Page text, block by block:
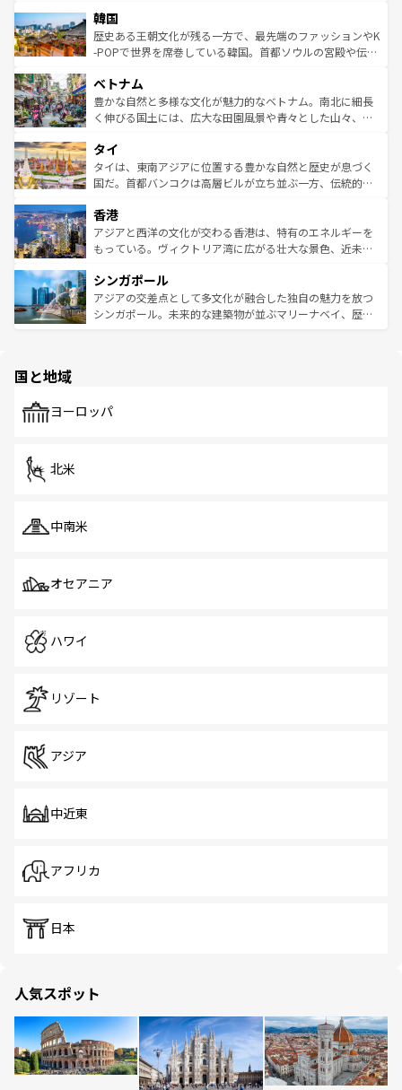
ワイを、存分に味わってほしい。 なお、新着のハワイ情報
はコンテンツ一覧を参照してほしい。
いる。アクティビティも充実しており、サーフィンやダイ
ビング、ハイキングなど、アウトドア好きにはたまらな
い。オーストラリアの多彩な魅力を存分に味わいつくそ
参照してほしい。
ン）、静ひつな山岳地帯である台湾東部など、都市の喧騒
と山間の静けさが共存しており、訪れる人に新しい発見と
驚きをもたらしてくれる。また、奥深い台湾の食文化も魅
容にもいいと評判のスイーツなど、バラエティ豊かな料理
が味わえる。 なお、新着の台湾情報は コンテンツ一覧を参
照してほしい。
韓国
歴史ある王朝文化が残る一方で、最先端のファッションやK
-POPで世界を席巻している韓国。首都ソウルの宮殿や伝統
き、地方に足を延ばせば四季折々の自然美を楽しむことが
できる。そして、キムチや焼肉、絶品のストリートフード
まで、さまざまな韓国料理が待っている。夜には、韓国な
リティに包まれながら、韓国の多彩な魅力を心ゆくまで味
わってみてほしい。 なお、新着の韓国情報はコンテンツ一
覧を参照してほしい。
ベトナム
豊かな自然と多様な文化が魅力的なベトナム。南北に細長
く伸びる国土には、広大な田園風景や青々とした山々、世
急速な発展と共に伝統が息づく。ハノイの古い町並みやホ
ーチミン市のフランス統治時代の建物も、独特の雰囲気を
醸し出している。また、バラエティの豊かさとおいしさで
とつ。フォーやバインミー、ベトナムコーヒーなどは、ぜ
ひ現地で味わいたい。どの地域を訪れてもあたたかい人々
が旅行者を迎えてくれるので、きっと忘れられない旅にな
参照してほしい。
タイ
タイは、東南アジアに位置する豊かな自然と歴史が息づく
国だ。首都バンコクは高層ビルが立ち並ぶ一方、伝統的な
の活気が交差している。北部ではチェンマイなどの山岳地
帯で自然と触れ合い、南部ではプーケットやクラビの美し
いビーチでリゾート気分を楽しむことができる。タイ料理
激する。気候は一年中温暖で、どの季節にも異なる楽しみ
が待っている。親しみやすいタイの人々、仏教を中心とし
た文化、そして多様な観光資源が、訪れる旅人を魅了し続
香港
アジアと西洋の文化が交わる香港は、特有のエネルギーを
もっている。ヴィクトリア湾に広がる壮大な景色、近未来
み、どこを訪れても感動するはず。観光スポットが密集し
ており、効率よく見どころを回れるのも魅力。息をのむよ
うな絶景から文化的な体験まで、香港を存分に楽しみ尽く
シンガポール
アジアの交差点として多文化が融合した独自の魅力を放つ
シンガポール。未来的な建築物が並ぶマリーナベイ、歴史
で、ホーカーズは地元の風情を楽しめる外せないスポット
国と地域
ヨーロッパ
北米
中南米
オセアニア
ハワイ
リゾート
アジア
中近東
アフリカ
日本
人気スポット